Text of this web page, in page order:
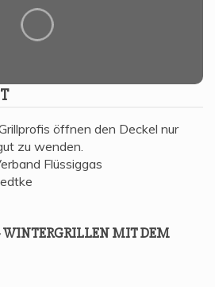
WIN­TER­GRIL­LEN MIT DEM